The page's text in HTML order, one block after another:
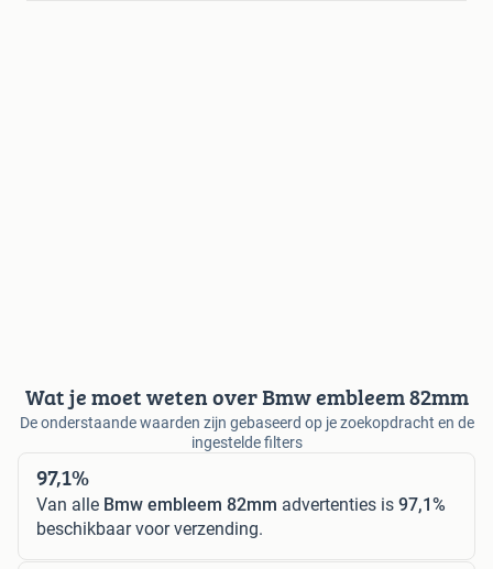
Wat je moet weten over Bmw embleem 82mm
De onderstaande waarden zijn gebaseerd op je zoekopdracht en de
ingestelde filters
97,1%
Van alle Bmw embleem 82mm advertenties is 97,1%
beschikbaar voor verzending.